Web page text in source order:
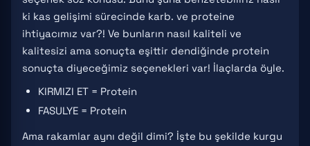
ki kas gelişimi sürecinde karb. ve proteine
ihtiyacımız var?! Ve bunların nasıl kaliteli ve
kalitesizi ama sonuçta eşittir dendiğinde protein
sonuçta diyeceğimiz seçenekleri var! İlaçlarda öyle.
KIRMIZI ET = Protein
FASULYE = Protein
Ama rakamlar aynı değil dimi? İşte bu şekilde kurgu